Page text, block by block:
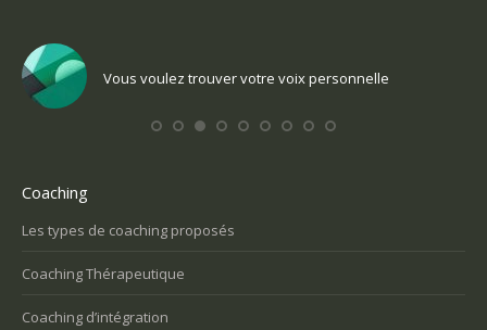
Vous voulez trouver votre voix personnelle
Coaching
Les types de coaching proposés
Coaching Thérapeutique
Coaching d’intégration